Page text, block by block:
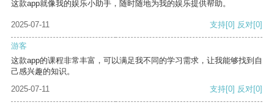
这款app就像我的娱乐小助手，随时随地为我的娱乐提供帮助。
2025-07-11 支持[0] 反对[0]
游客
这款app的课程非常丰富，可以满足我不同的学习需求，让我能够找到自
己感兴趣的知识。
2025-07-11
支持[0] 反对[0]